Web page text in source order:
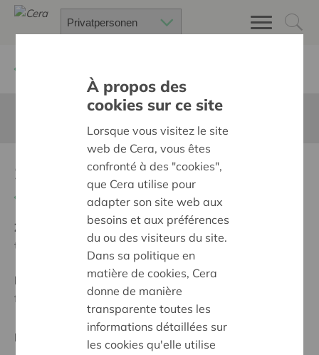
Speelkansen voor iedereen
Ziel:
Des quartiers chaleureux et bienveillants pour
tous
Programm:
Construire des villages et des quartiers
forts, avec des voisins bienveillants
Regionales Projekt
À propos des
cookies sur ce site
Lorsque vous visitez le site
web de Cera, vous êtes
confronté à des "cookies",
que Cera utilise pour
adapter son site web aux
besoins et aux préférences
du ou des visiteurs du site.
Dans sa politique en
matière de cookies, Cera
donne de manière
transparente toutes les
informations détaillées sur
les cookies qu'elle utilise